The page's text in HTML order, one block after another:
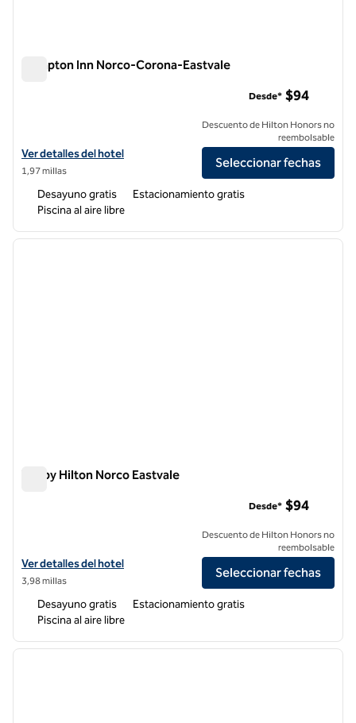
Hampton Inn Norco-Corona-Eastvale
Ver detalles del hotel Hampton Inn Norco-Corona-Eastvale
Ver detalles del hotel
1,97 millas
Desde* $94
Descuento de Hilton Honors no
reembolsable
Seleccionar fechas
Desayuno gratis
Estacionamiento gratis
Piscina al aire libre
1 de 12
Tru by Hilton Norco Eastvale
Ver detalles del hotel Tru by Hilton Norco Eastvale
Ver detalles del hotel
3,98 millas
Desde* $94
Descuento de Hilton Honors no
reembolsable
Seleccionar fechas
Desayuno gratis
Estacionamiento gratis
Piscina al aire libre
1 de 12